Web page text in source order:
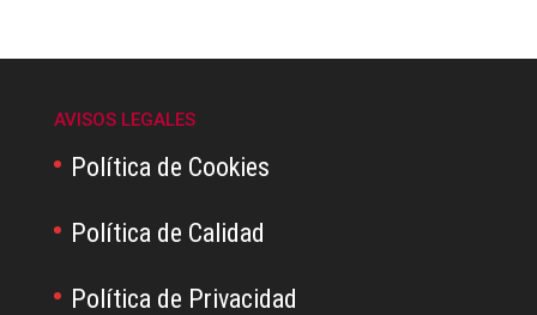
AVISOS LEGALES
Política de Cookies
Política de Calidad
Política de Privacidad